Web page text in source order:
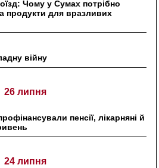
Чому у Сумах потрібно
продукти для вразливих
війну
26 липня
пенсії, лікарняні й
24 липня